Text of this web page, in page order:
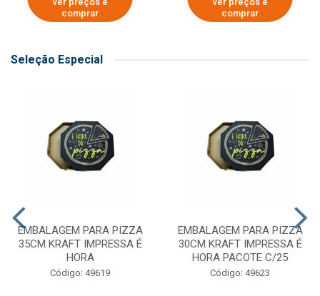
comprar
comprar
Seleção Especial
EMBALAGEM PARA PIZZA
35CM KRAFT IMPRESSA É
HORA
Código: 49619
EMBALAGEM PARA PIZZA
30CM KRAFT IMPRESSA É
HORA PACOTE C/25
Código: 49623